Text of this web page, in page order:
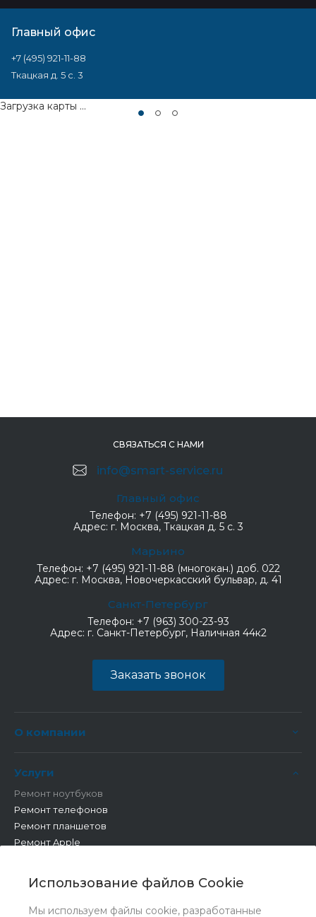
Использование файлов Cookie
Мы используем файлы cookie, разработанные
Главный офис
+7 (495) 921-11-88
Ткацкая д. 5 с. 3
Загрузка карты ...
СВЯЗАТЬСЯ С НАМИ
info@smart-service.ru
Главный офис
Телефон: +7 (495) 921-11-88
Адрес: г. Москва, Ткацкая д. 5 с. 3
Марьино
Телефон: +7 (495) 921-11-88 (многокан.) доб. 022
Адрес: г. Москва, Новочеркасский бульвар, д. 41
Санкт-Петербург
Телефон: +7 (963) 300-23-93
Адрес: г. Санкт-Петербург, Наличная 44к2
Заказать звонок
О компании
Услуги
Ремонт ноутбуков
Ремонт телефонов
Ремонт планшетов
Ремонт Apple